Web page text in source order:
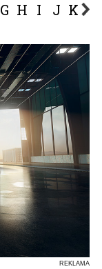
G H I J K L
REKLAMA